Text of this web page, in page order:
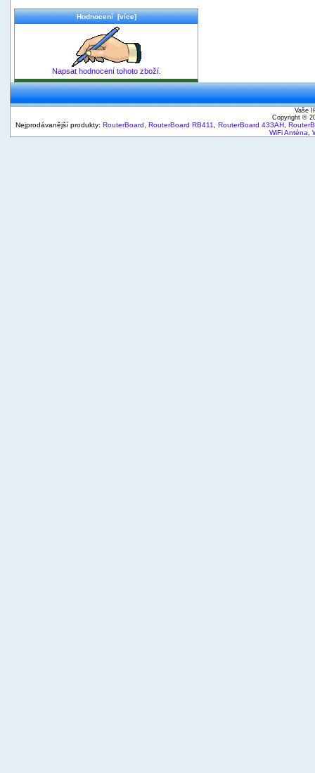
Hodnocení [více]
Napsat hodnocení tohoto zboží.
Vaše
Copyright ©
Nejprodávanější produkty: RouterBoard RouterBoard RB411 RouterBoard 433AH
WiFi Anténa